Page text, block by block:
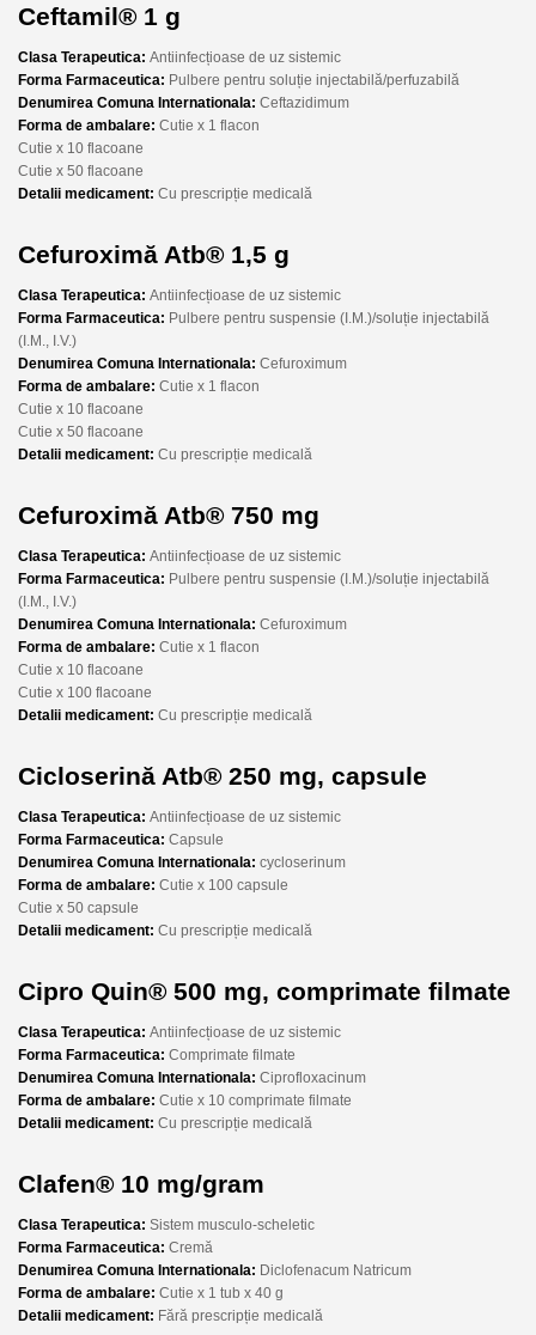
Ceftamil® 1 g
Clasa Terapeutica: Antiinfecțioase de uz sistemic
Forma Farmaceutica: Pulbere pentru soluție injectabilă/perfuzabilă
Denumirea Comuna Internationala: Ceftazidimum
Forma de ambalare: Cutie x 1 flacon
Cutie x 10 flacoane
Cutie x 50 flacoane
Detalii medicament: Cu prescripție medicală
Cefuroximă Atb® 1,5 g
Clasa Terapeutica: Antiinfecțioase de uz sistemic
Forma Farmaceutica: Pulbere pentru suspensie (I.M.)/soluție injectabilă
(I.M., I.V.)
Denumirea Comuna Internationala: Cefuroximum
Forma de ambalare: Cutie x 1 flacon
Cutie x 10 flacoane
Cutie x 50 flacoane
Detalii medicament: Cu prescripție medicală
Cefuroximă Atb® 750 mg
Clasa Terapeutica: Antiinfecțioase de uz sistemic
Forma Farmaceutica: Pulbere pentru suspensie (I.M.)/soluție injectabilă
(I.M., I.V.)
Denumirea Comuna Internationala: Cefuroximum
Forma de ambalare: Cutie x 1 flacon
Cutie x 10 flacoane
Cutie x 100 flacoane
Detalii medicament: Cu prescripție medicală
Cicloserină Atb® 250 mg, capsule
Clasa Terapeutica: Antiinfecțioase de uz sistemic
Forma Farmaceutica: Capsule
Denumirea Comuna Internationala: cycloserinum
Forma de ambalare: Cutie x 100 capsule
Cutie x 50 capsule
Detalii medicament: Cu prescripție medicală
Cipro Quin® 500 mg, comprimate filmate
Clasa Terapeutica: Antiinfecțioase de uz sistemic
Forma Farmaceutica: Comprimate filmate
Denumirea Comuna Internationala: Ciprofloxacinum
Forma de ambalare: Cutie x 10 comprimate filmate
Detalii medicament: Cu prescripție medicală
Clafen® 10 mg/gram
Clasa Terapeutica: Sistem musculo-scheletic
Forma Farmaceutica: Cremă
Denumirea Comuna Internationala: Diclofenacum Natricum
Forma de ambalare: Cutie x 1 tub x 40 g
Detalii medicament: Fără prescripție medicală